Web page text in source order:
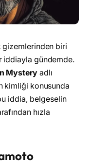
gizemlerinden biri
iddiayla gündemde.
Mysteryadlı
kimliği konusunda
iddia, belgeselin
hızla